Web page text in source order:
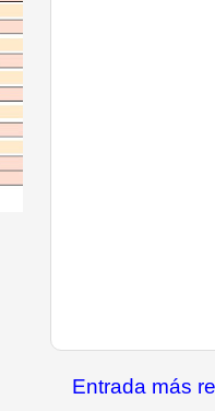
Entrada más